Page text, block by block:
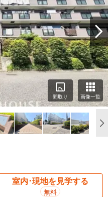
間取り 画像一覧
室内･現地を見学する
無料